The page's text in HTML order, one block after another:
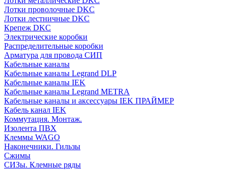
Лотки проволочные DKC
Лотки лестничные DKC
Крепеж DKC
Электрические коробки
Распределительные коробки
Арматура для провода СИП
Кабельные каналы
Кабельные каналы Legrand DLP
Кабельные каналы IEK
Кабельные каналы Legrand METRA
Кабельные каналы и аксессуары IEK ПРАЙМЕР
Кабель канал IEK
Коммутация. Монтаж.
Изолента ПВХ
Клеммы WAGO
Наконечники. Гильзы
Сжимы
СИЗы. Клемные ряды